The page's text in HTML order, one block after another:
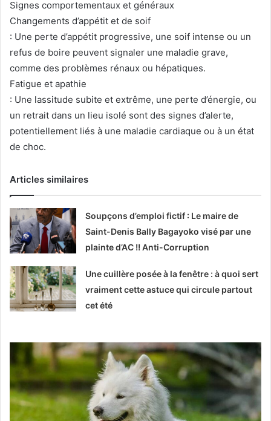
Signes comportementaux et généraux
Changements d’appétit et de soif
: Une perte d’appétit progressive, une soif intense ou un
refus de boire peuvent signaler une maladie grave,
comme des problèmes rénaux ou hépatiques.
Fatigue et apathie
: Une lassitude subite et extrême, une perte d’énergie, ou
un retrait dans un lieu isolé sont des signes d’alerte,
potentiellement liés à une maladie cardiaque ou à un état
de choc.
Articles similaires
Soupçons d’emploi fictif : Le maire de
Saint-Denis Bally Bagayoko visé par une
plainte d’AC !! Anti-Corruption
Une cuillère posée à la fenêtre : à quoi sert
vraiment cette astuce qui circule partout
cet été